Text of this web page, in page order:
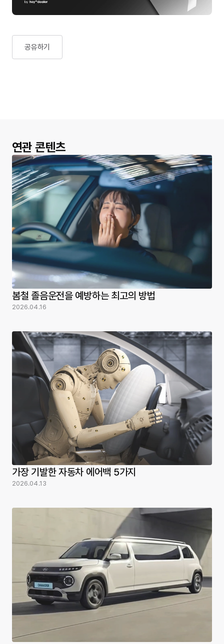
공유하기
연관 콘텐츠
봄철 졸음운전을 예방하는 최고의 방법
2026.04.16
가장 기발한 자동차 에어백 5가지
2026.04.13